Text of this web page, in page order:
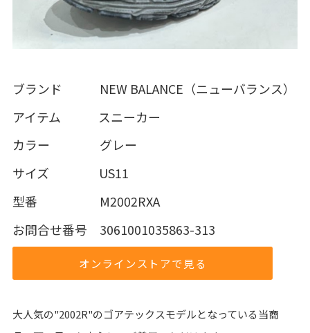
ブランド NEW BALANCE（ニューバランス）
アイテム スニーカー
カラー グレー
サイズ US11
型番 M2002RXA
お問合せ番号 3061001035863-313
オンラインストアで見る
大人気の"2002R"のゴアテックスモデルとなっている当商